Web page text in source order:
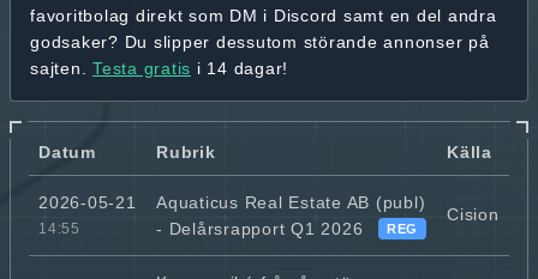
favoritbolag direkt som DM i Discord samt en del andra
godsaker? Du slipper dessutom störande annonser på
sajten. Testa gratis i 14 dagar!
Datum Rubrik Källa
2026-05-21
14:55
Aquaticus Real Estate AB (publ)
- Delårsrapport Q1 2026
REG
Cision